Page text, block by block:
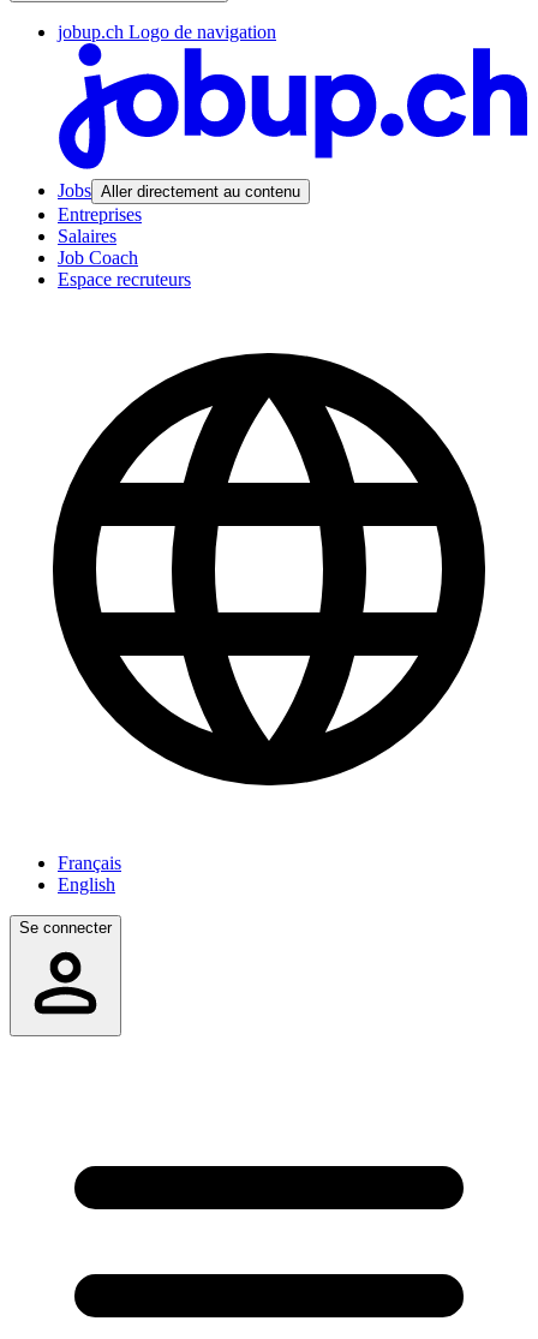
jobup.ch Logo de navigation
Jobs Aller directement au contenu
Entreprises
Salaires
Job Coach
Espace recruteurs
Français
English
Se connecter